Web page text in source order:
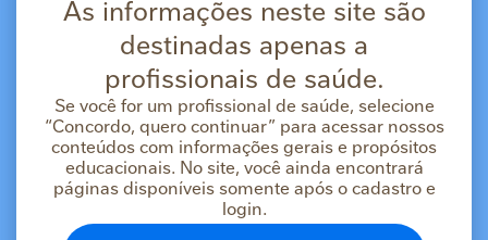
Com uma conta você terá acesso aos materiais
científicos, cursos e serviços.
Concordo que os dados pessoais e profissionais
fornecidos por mim sejam processados pela Nestlé
Brasil Ltda. para integrarem um diretório de
profissionais de saúde. Declaro que li e concordo com
Política de Privacidade da NESTLÉ®
Termos de usoda plataforma.
As informações neste site são
destinadas apenas a
profissionais de saúde.
Se você for um profissional de saúde, selecione
“Concordo, quero continuar” para acessar nossos
conteúdos com informações gerais e propósitos
educacionais. No site, você ainda encontrará
páginas disponíveis somente após o cadastro e
login.